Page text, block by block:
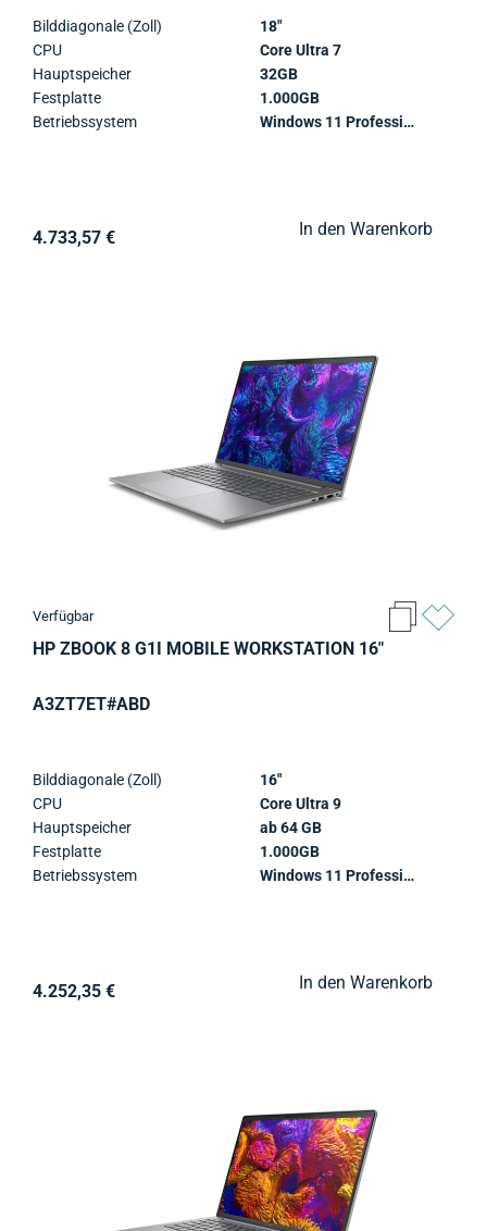
Bilddiagonale (Zoll)
CPU
Hauptspeicher
Festplatte
Betriebssystem
18"
Core Ultra 7
32GB
1.000GB
Windows 11 Professional
4.733,57 € In den Warenkorb
Verfügbar
HP ZBOOK 8 G1I MOBILE WORKSTATION 16"
A3ZT7ET#ABD
Bilddiagonale (Zoll)
CPU
Hauptspeicher
Festplatte
Betriebssystem
16"
Core Ultra 9
ab 64 GB
1.000GB
Windows 11 Professional
4.252,35 € In den Warenkorb